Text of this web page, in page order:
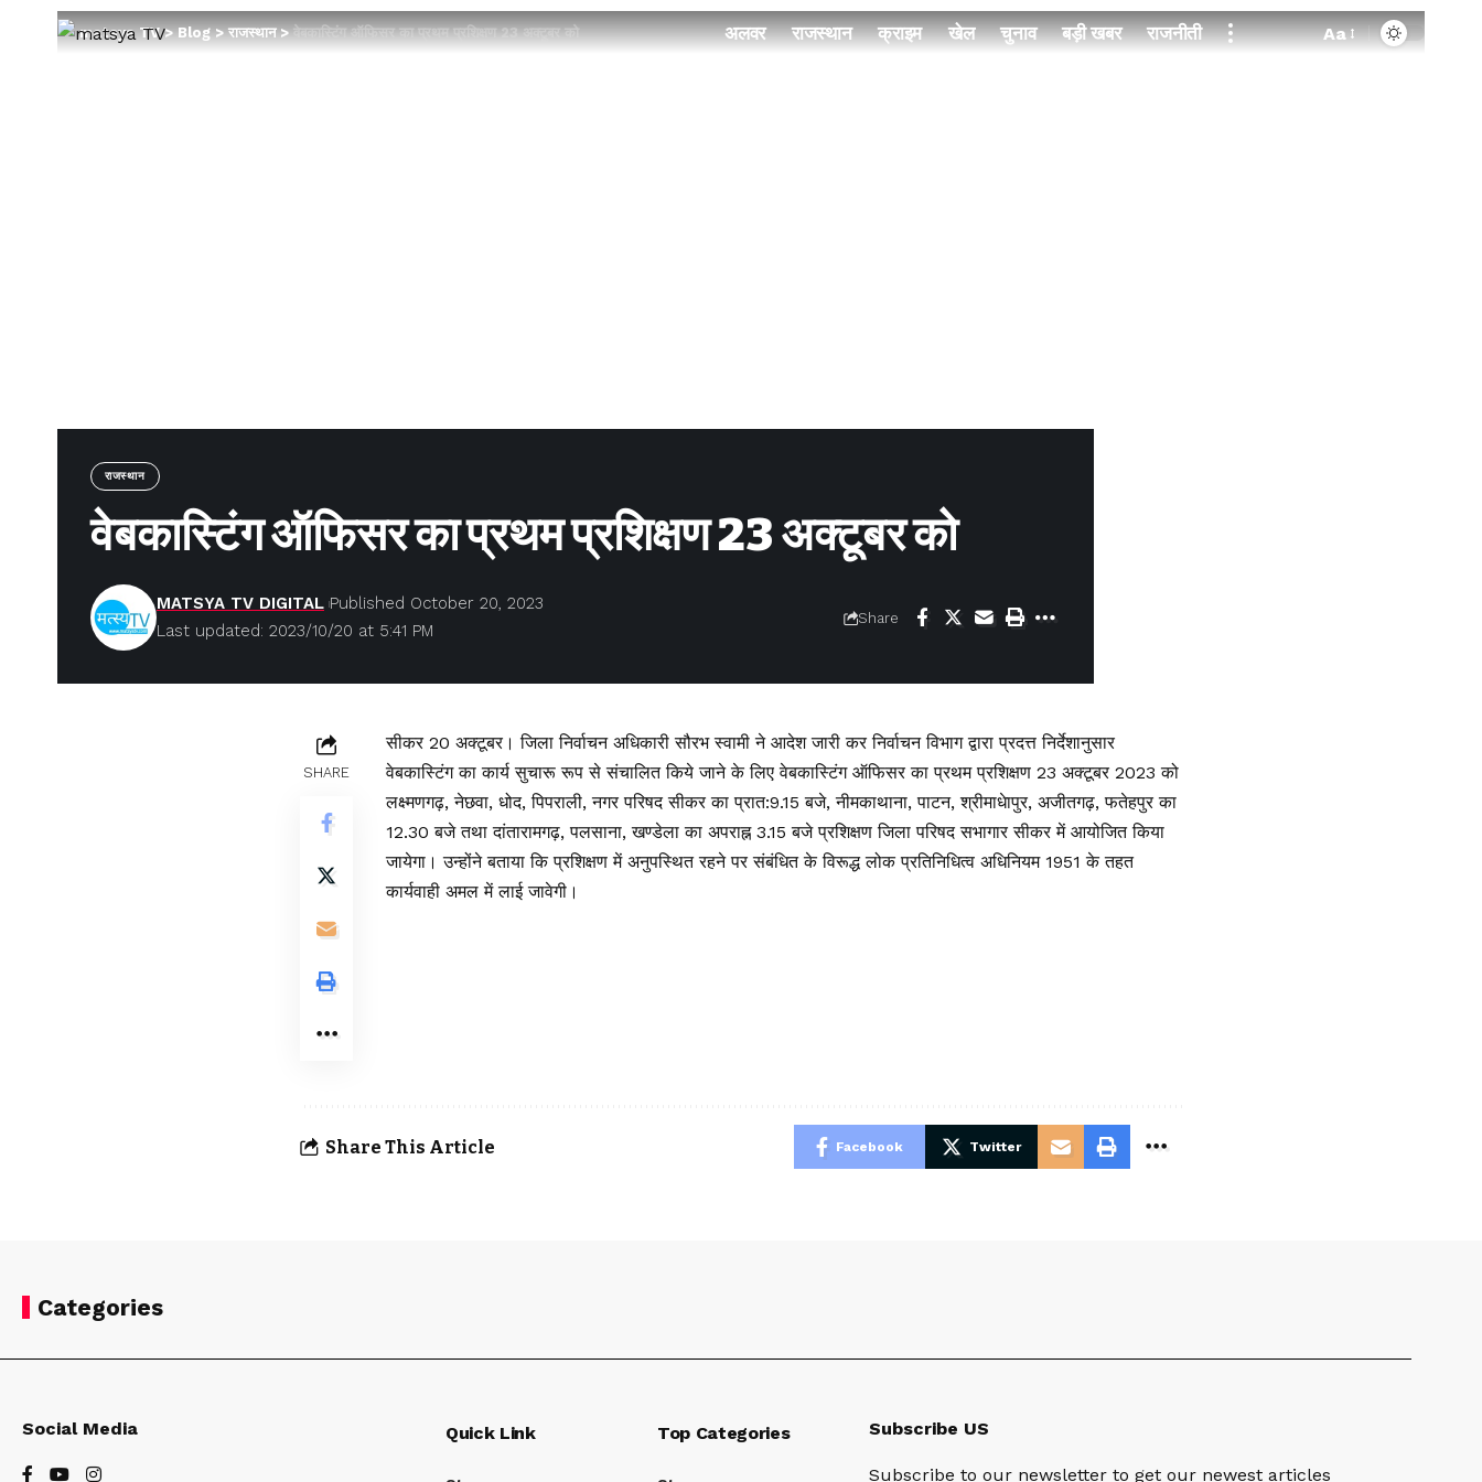
अलवर राजस्थान क्राइम खेल चुनाव बड़ी खबर राजनीती Aa
matsya TV>Blog>राजस्थान>वेबकास्टिंग ऑफिसर का प्रथम प्रशिक्षण 23 अक्टूबर को
राजस्थान
वेबकास्टिंग ऑफिसर का प्रथम प्रशिक्षण 23 अक्टूबर को
Last updated: 2023/10/20 at 5:41 PM
MATSYA TV DIGITAL Published October 20, 2023
Share
SHARE
सीकर 20 अक्टूबर। जिला निर्वाचन अधिकारी सौरभ स्वामी ने आदेश जारी कर निर्वाचन विभाग द्वारा प्रदत्त निर्देशानुसार
वेबकास्टिंग का कार्य सुचारू रूप से संचालित किये जाने के लिए वेबकास्टिंग ऑफिसर का प्रथम प्रशिक्षण 23 अक्टूबर 2023 को
लक्ष्मणगढ़, नेछवा, धोद, पिपराली, नगर परिषद सीकर का प्रात:9.15 बजे, नीमकाथाना, पाटन, श्रीमाधेापुर, अजीतगढ़, फतेहपुर का
12.30 बजे तथा दांतारामगढ़, पलसाना, खण्डेला का अपराह्न 3.15 बजे प्रशिक्षण जिला परिषद सभागार सीकर में आयोजित किया
जायेगा। उन्होंने बताया कि प्रशिक्षण में अनुपस्थित रहने पर संबंधित के विरूद्ध लोक प्रतिनिधित्व अधिनियम 1951 के तहत
कार्यवाही अमल में लाई जावेगी।
Share This Article Facebook Twitter
Categories
Social Media Quick Link Top Categories Subscribe US
Subscribe to our newsletter to get our newest articles